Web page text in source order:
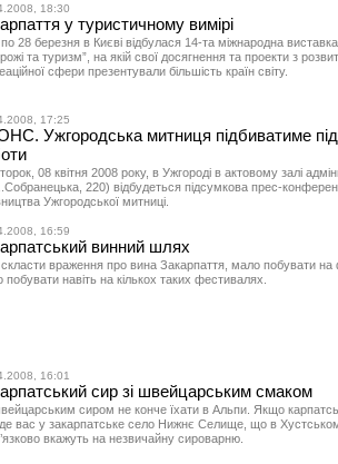
18:30
у туристичному вимірі
28 березня в Києві відбулася 14-та міжнародна
та туризм”, на якій свої досягнення та проекти з
сфери презентували більшість країн світу.
17:25
Ужгородська митниця підбиватиме
08 квітня 2008 року, в Ужгороді в актовому залі
220) відбудеться підсумкова прес-
Ужгородської митниці.
16:59
винний шлях
враження про вина Закарпаття, мало побувати на
побувати навіть на кількох таких фестивалях.
16:01
сир зі швейцарським смаком
сиром не конче їхати в Альпи. Якщо
вас у закарпатське село Нижнє Селище, що в
вкажуть на незвичайну сироварню.